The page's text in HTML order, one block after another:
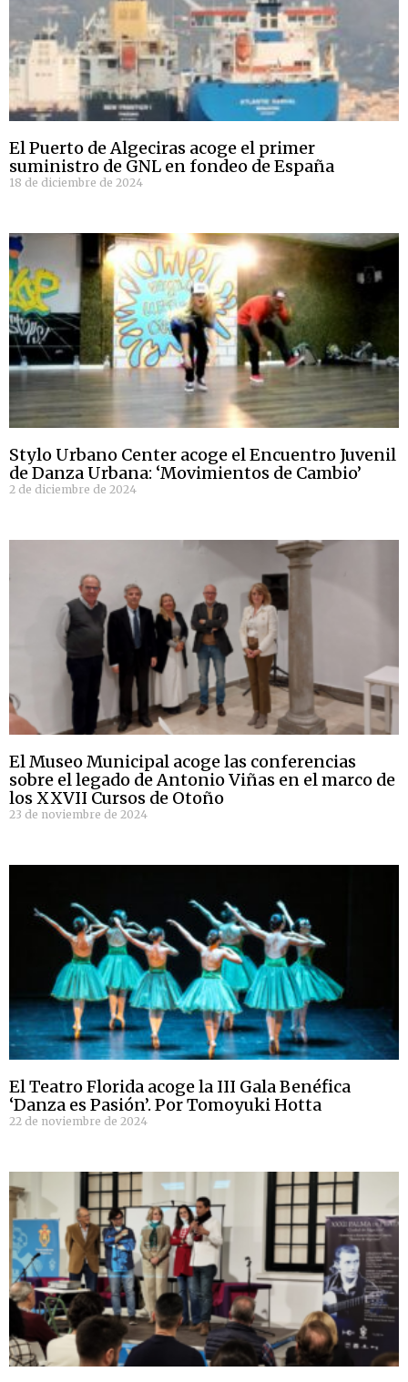
El Puerto de Algeciras acoge el primer
suministro de GNL en fondeo de España
18 de diciembre de 2024
Stylo Urbano Center acoge el Encuentro Juvenil
de Danza Urbana: ‘Movimientos de Cambio’
2 de diciembre de 2024
El Museo Municipal acoge las conferencias
sobre el legado de Antonio Viñas en el marco de
los XXVII Cursos de Otoño
23 de noviembre de 2024
El Teatro Florida acoge la III Gala Benéfica
‘Danza es Pasión’. Por Tomoyuki Hotta
22 de noviembre de 2024